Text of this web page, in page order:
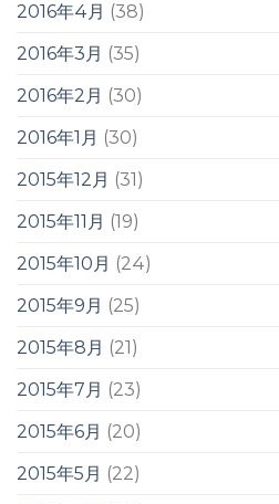
2016年4月 (38)
2016年3月 (35)
2016年2月 (30)
2016年1月 (30)
2015年12月 (31)
2015年11月 (19)
2015年10月 (24)
2015年9月 (25)
2015年8月 (21)
2015年7月 (23)
2015年6月 (20)
2015年5月 (22)